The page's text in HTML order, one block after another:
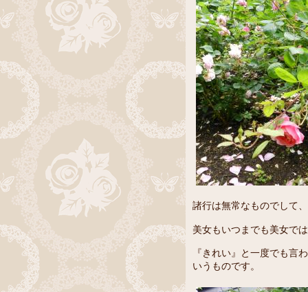
諸行は無常なものでして
美女もいつまでも美女で
『きれい』と一度でも言
いうものです。